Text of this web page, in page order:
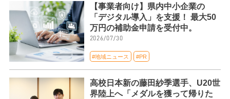
【事業者向け】県内中小企業の
「デジタル導入」を支援！ 最大50
万円の補助金申請を受付中。
2026/07/30
#地域ニュース #PR
高校日本新の藤田紗季選手、U20世
界陸上へ「メダルを獲って帰りた